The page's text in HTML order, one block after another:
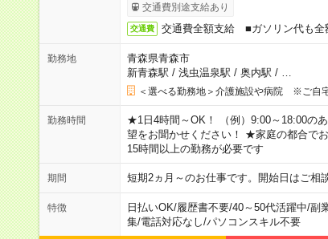
交通費別途支給あり
交通費 交通費全額支給 ■ガソリン代も
勤務地
青森県青森市
新青森駅 / 浅虫温泉駅 / 奥内駅 /
＜選べる勤務地＞介護施設や病院 ※ご自
勤務時間
★1日4時間～OK！ （例）9:00～18:00の
望をお聞かせください！ ★家庭の都合で
15時間以上の勤務が必要です
期間 短期2ヵ月～のお仕事です。開始日はご
特徴 日払いOK/履歴書不要/40～50代活躍中/副
集/電話対応なし/パソコンスキル不要